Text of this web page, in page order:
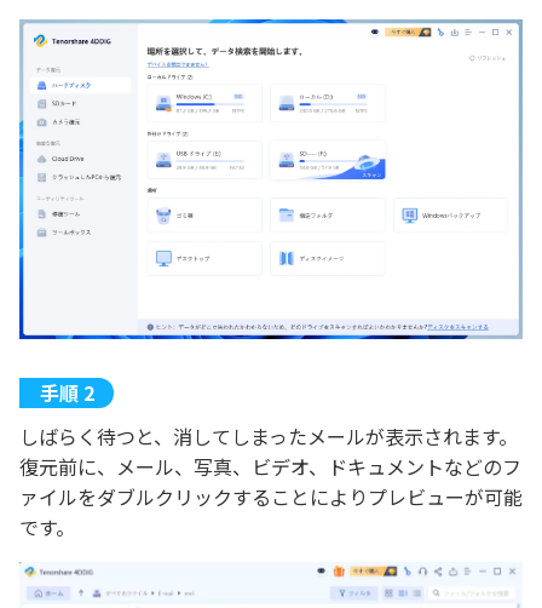
しばらく待つと、消してしまったメールが表示されます。
復元前に、メール、写真、ビデオ、ドキュメントなどのフ
ァイルをダブルクリックすることによりプレビューが可能
です。